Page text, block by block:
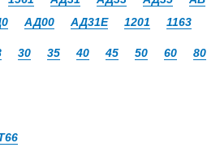
АД00 АД31Е 1201 1163
30 35 40 45 50 60 80